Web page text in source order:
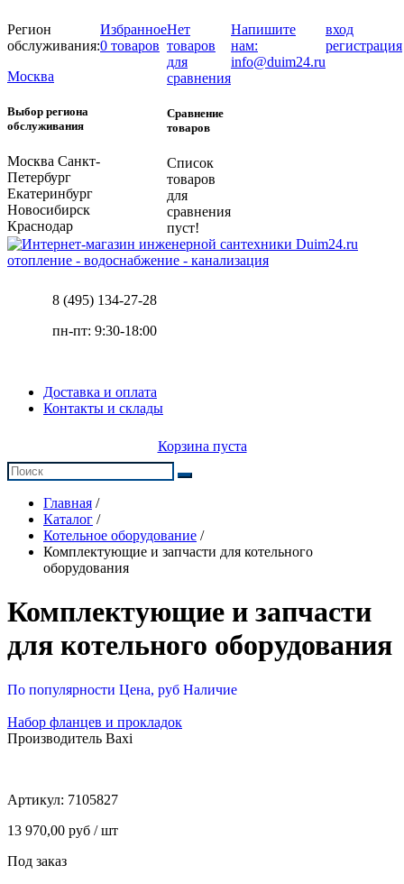
Регион
обслуживания:
Москва
Выбор региона
обслуживания
Москва Санкт-
Петербург
Екатеринбург
Новосибирск
Краснодар
Избранное
0 товаров
Нет
товаров
для
сравнения
Сравнение
товаров
Список
товаров
для
сравнения
пуст!
Напишите
нам:
info@duim24.ru
вход
регистрация
отопление - водоснабжение - канализация
8 (495) 134-27-28
пн-пт: 9:30-18:00
Доставка и оплата
Контакты и склады
Корзина пуста
Главная /
Каталог /
Котельное оборудование /
Комплектующие и запчасти для котельного
оборудования
Комплектующие и запчасти
для котельного оборудования
По популярности Цена, руб Наличие
Набор фланцев и прокладок
Производитель Baxi
Артикул: 7105827
13 970,00 руб / шт
Под заказ